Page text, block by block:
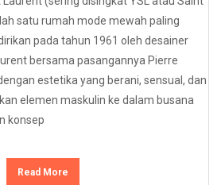
satu rumah mode mewah paling
pada tahun 1961 oleh desainer
bersama pasangannya Pierre
estetika yang berani, sensual, dan
elemen maskulin ke dalam busana
konsep
Read More